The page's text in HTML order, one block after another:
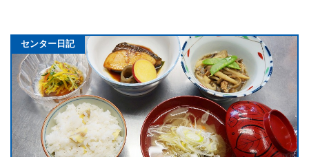
センター日記